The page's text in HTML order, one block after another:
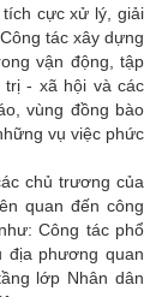
cực xử lý, giải
tác xây dựng
vận động, tập
trị - xã hội và các
vùng đồng bào
vụ việc phức
chủ trương của
quan đến công
Công tác phổ
địa phương quan
lớp Nhân dân